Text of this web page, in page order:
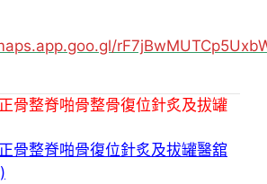
骨整脊啪骨整骨復位針炙及拔罐
骨整脊啪骨復位針炙及拔罐醫舘